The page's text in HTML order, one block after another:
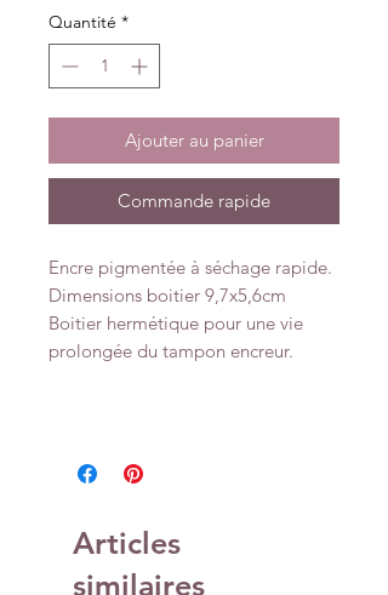
Quantité *
Ajouter au panier
Commande rapide
Encre pigmentée à séchage rapide.
Dimensions boitier 9,7x5,6cm
Boitier hermétique pour une vie
prolongée du tampon encreur.
Articles
similaires